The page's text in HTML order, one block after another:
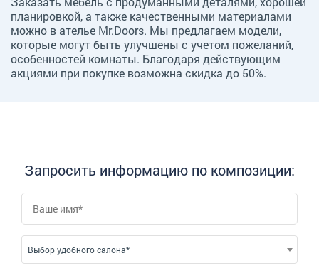
планировкой, а также качественными материалами
можно в ателье Mr.Doors. Мы предлагаем модели,
которые могут быть улучшены с учетом пожеланий,
особенностей комнаты. Благодаря действующим
акциями при покупке возможна скидка до 50%.
Запросить информацию по композиции:
Выбор удобного салона*